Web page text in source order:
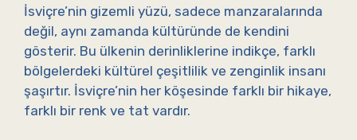
İsviçre’nin gizemli yüzü, sadece manzaralarında
değil, aynı zamanda kültüründe de kendini
gösterir. Bu ülkenin derinliklerine indikçe, farklı
bölgelerdeki kültürel çeşitlilik ve zenginlik insanı
şaşırtır. İsviçre’nin her köşesinde farklı bir hikaye,
farklı bir renk ve tat vardır.